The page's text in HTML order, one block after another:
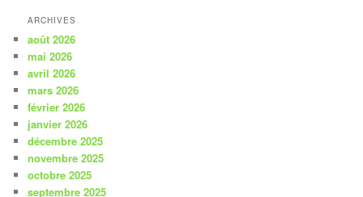
ARCHIVES
août 2026
mai 2026
avril 2026
mars 2026
février 2026
janvier 2026
décembre 2025
novembre 2025
octobre 2025
septembre 2025